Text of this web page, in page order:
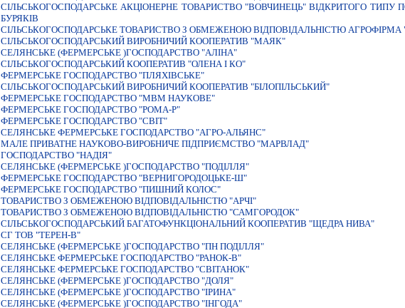
СIЛЬСЬКОГОСПОДАРСЬКЕ АКЦIОНЕРНЕ ТОВАРИСТВО "ВОВЧИНЕЦЬ" ВIДКРИТОГО
БУРЯКIВ
СIЛЬСЬКОГОСПОДАРСЬКЕ ТОВАРИСТВО З ОБМЕЖЕНОЮ ВIДПОВIДАЛЬНIСТЮ АГРОФIРМА
СIЛЬСЬКОГОСПОДАРСЬКИЙ ВИРОБНИЧИЙ КООПЕРАТИВ "МАЯК"
СЕЛЯНСЬКЕ (ФЕРМЕРСЬКЕ )ГОСПОДАРСТВО "АЛIНА"
СIЛЬСЬКОГОСПОДАРСЬКИЙ КООПЕРАТИВ "ОЛЕНА I КО"
ФЕРМЕРСЬКЕ ГОСПОДАРСТВО "ПЛЯХIВСЬКЕ"
СIЛЬСЬКОГОСПОДАРСЬКИЙ ВИРОБНИЧИЙ КООПЕРАТИВ "БIЛОПIЛЬСЬКИЙ"
ФЕРМЕРСЬКЕ ГОСПОДАРСТВО "МВМ НАУКОВЕ"
ФЕРМЕРСЬКЕ ГОСПОДАРСТВО "РОМА-Р"
ФЕРМЕРСЬКЕ ГОСПОДАРСТВО "СВIТ"
СЕЛЯНСЬКЕ ФЕРМЕРСЬКЕ ГОСПОДАРСТВО "АГРО-АЛЬЯНС"
МАЛЕ ПРИВАТНЕ НАУКОВО-ВИРОБНИЧЕ ПІДПРИЄМСТВО "МАРВЛАД"
ГОСПОДАРСТВО "НАДIЯ"
СЕЛЯНСЬКЕ (ФЕРМЕРСЬКЕ )ГОСПОДАРСТВО "ПОДIЛЛЯ"
ФЕРМЕРСЬКЕ ГОСПОДАРСТВО "ВЕРНИГОРОДОЦЬКЕ-Ш"
ФЕРМЕРСЬКЕ ГОСПОДАРСТВО "ПИШНИЙ КОЛОС"
ТОВАРИСТВО З ОБМЕЖЕНОЮ ВIДПОВIДАЛЬНIСТЮ "АРЧI"
ТОВАРИСТВО З ОБМЕЖЕНОЮ ВIДПОВIДАЛЬНIСТЮ "САМГОРОДОК"
СIЛЬСЬКОГОСПОДАРСЬКИЙ БАГАТОФУНКЦIОНАЛЬНИЙ КООПЕРАТИВ "ЩЕДРА НИВА"
СГ ТОВ "ТЕРЕН-В"
СЕЛЯНСЬКЕ (ФЕРМЕРСЬКЕ )ГОСПОДАРСТВО "ПН ПОДIЛЛЯ"
СЕЛЯНСЬКЕ ФЕРМЕРСЬКЕ ГОСПОДАРСТВО "РАНОК-В"
СЕЛЯНСЬКЕ ФЕРМЕРСЬКЕ ГОСПОДАРСТВО "СВIТАНОК"
СЕЛЯНСЬКЕ (ФЕРМЕРСЬКЕ )ГОСПОДАРСТВО "ДОЛЯ"
СЕЛЯНСЬКЕ (ФЕРМЕРСЬКЕ )ГОСПОДАРСТВО "IРИНА"
СЕЛЯНСЬКЕ (ФЕРМЕРСЬКЕ )ГОСПОДАРСТВО "IНГОДА"